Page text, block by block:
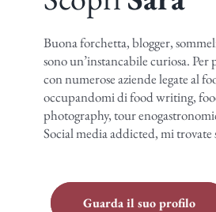
Buona forchetta, blogger,
sono un’instancabile curiosa.
con numerose aziende legate al
occupandomi di food writing,
photography, tour
Social media addicted, mi trovate
Guarda il suo profilo